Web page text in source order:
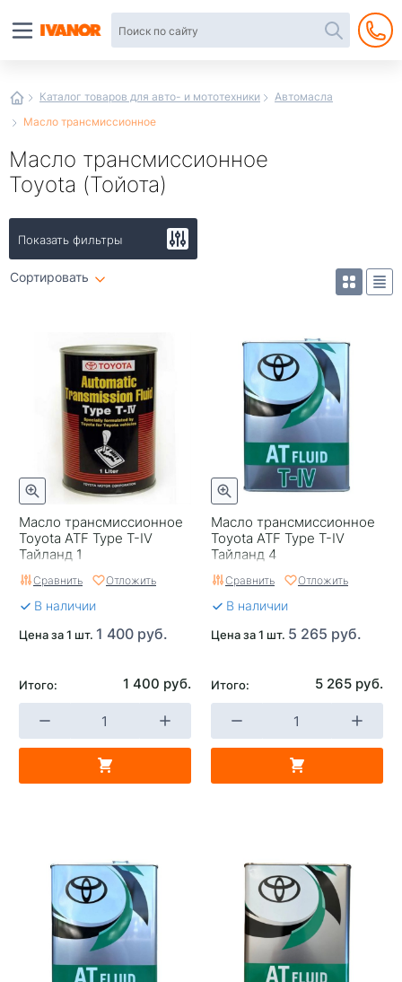
Каталог товаров для авто- и мототехники
Автомасла
Масло трансмиссионное
Масло трансмиссионное
Toyota (Тойота)
Показать фильтры
Сортировать
Масло трансмиссионное
Toyota ATF Type T-IV
Тайланд 1
Сравнить Отложить
В наличии
Цена за 1 шт. 1 400 руб.
Итого: 1 400 руб.
Масло трансмиссионное
Toyota ATF Type T-IV
Тайланд 4
Сравнить Отложить
В наличии
Цена за 1 шт. 5 265 руб.
Итого: 5 265 руб.
интернет-